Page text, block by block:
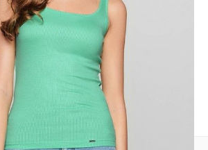
Możesz zadać pytanie, klikając przycisk